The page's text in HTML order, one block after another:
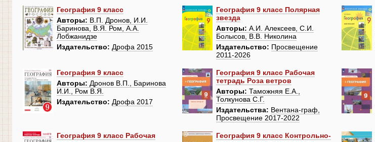
География 9 класс
Авторы: В.П. Дронов, И.И.
Баринова, В.Я. Ром, А.А.
Лобжанидзе
Издательство: Дрофа 2015
География 9 класс Полярная
звезда
Авторы: А.И. Алексеев, С.И.
Болысов, В.В. Николина
Издательство: Просвещение
2011-2026
География 9 класс
Авторы: Дронов В.П., Баринова
И.И., Ром В.Я.
Издательство: Дрофа 2017
География 9 класс Рабочая
тетрадь Роза ветров
Авторы: Таможняя Е.А.,
Толкунова С.Г.
Издательства: Вентана-граф,
Просвещение 2017-2022
География 9 класс Рабочая
География 9 класс Контрольно-